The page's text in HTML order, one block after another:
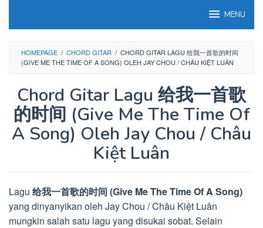
MENU
HOMEPAGE / CHORD GITAR / CHORD GITAR LAGU 给我一首歌的时间
(GIVE ME THE TIME OF A SONG) OLEH JAY CHOU / CHÂU KIỆT LUÂN
Chord Gitar Lagu 给我一首歌
的时间 (Give Me The Time Of
A Song) Oleh Jay Chou / Châu
Kiệt Luân
Lagu 给我一首歌的时间 (Give Me The Time Of A Song)
yang dinyanyikan oleh Jay Chou / Châu Kiệt Luân
mungkin salah satu lagu yang disukai sobat. Selain